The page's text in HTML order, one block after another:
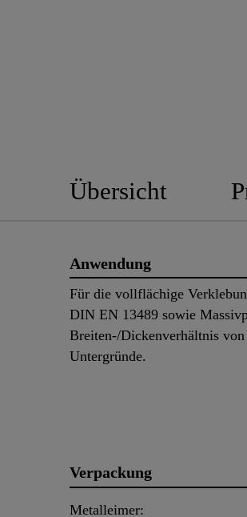
Übersicht
Anwendung
Für die vollflächige
DIN EN 13489 sowie
Breiten-/Dickenverhältnis
Untergründe.
Verpackung
Metalleimer: